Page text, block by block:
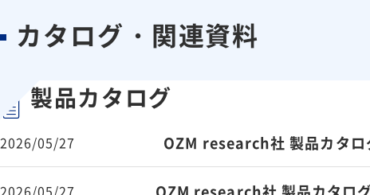
カタログ・関連資料
製品カタログ
2026/05/27 OZM research社 製品カタ
2026/05/27 OZM research社 製品カタロ